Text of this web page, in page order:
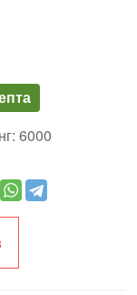
6000